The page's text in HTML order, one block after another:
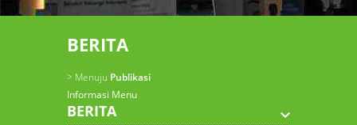
BERITA
> Menuju Publikasi
Informasi Menu
BERITA